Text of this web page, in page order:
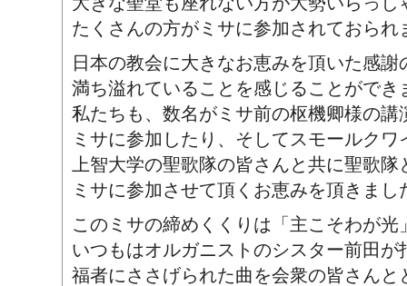
たくさんの方がミサに参加されておられ
日本の教会に大きなお恵みを頂いた感謝
満ち溢れていることを感じることができ
私たちも、数名がミサ前の枢機卿様の講
ミサに参加したり、そしてスモールクワ
上智大学の聖歌隊の皆さんと共に聖歌隊
ミサに参加させて頂くお恵みを頂きまし
このミサの締めくくりは「主こそわが
いつもはオルガニストのシスター前田が
福者にささげられた曲を会衆の皆さん